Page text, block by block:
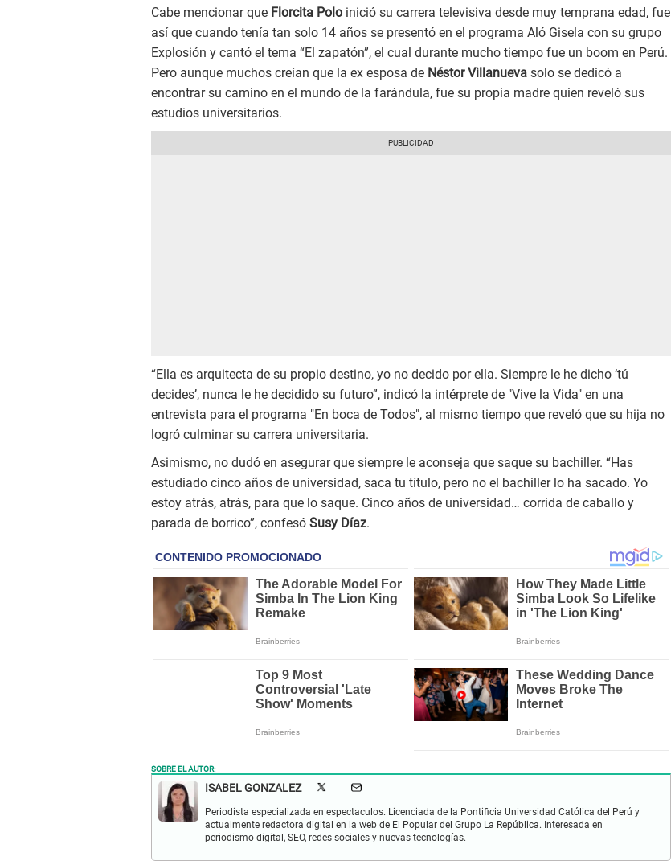
Cabe mencionar que Florcita Polo inició su carrera televisiva desde muy temprana edad, fue
así que cuando tenía tan solo 14 años se presentó en el programa Aló Gisela con su grupo
Explosión y cantó el tema “El zapatón”, el cual durante mucho tiempo fue un boom en Perú.
Pero aunque muchos creían que la ex esposa de Néstor Villanueva solo se dedicó a
encontrar su camino en el mundo de la farándula, fue su propia madre quien reveló sus
estudios universitarios.
“Ella es arquitecta de su propio destino, yo no decido por ella. Siempre le he dicho ‘tú
decides’, nunca le he decidido su futuro”, indicó la intérprete de "Vive la Vida" en una
entrevista para el programa "En boca de Todos", al mismo tiempo que reveló que su hija no
logró culminar su carrera universitaria.
Asimismo, no dudó en asegurar que siempre le aconseja que saque su bachiller. “Has
estudiado cinco años de universidad, saca tu título, pero no el bachiller lo ha sacado. Yo
estoy atrás, atrás, para que lo saque. Cinco años de universidad… corrida de caballo y
parada de borrico”, confesó Susy Díaz.
SOBRE EL AUTOR:
ISABEL GONZALEZ
Periodista especializada en espectaculos. Licenciada de la Pontificia Universidad Católica del Perú y
actualmente redactora digital en la web de El Popular del Grupo La República. Interesada en
periodismo digital, SEO, redes sociales y nuevas tecnologías.